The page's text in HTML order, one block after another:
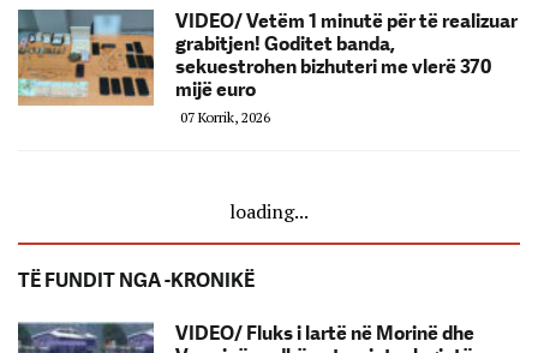
VIDEO/ Vetëm 1 minutë për të realizuar
grabitjen! Goditet banda,
sekuestrohen bizhuteri me vlerë 370
mijë euro
07 Korrik, 2026
loading...
TË FUNDIT NGA -KRONIKË
VIDEO/ Fluks i lartë në Morinë dhe